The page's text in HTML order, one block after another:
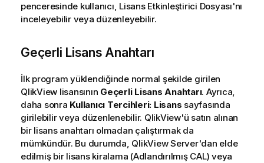
penceresinde kullanıcı, Lisans Etkinleştirici Dosyası'nı
inceleyebilir veya düzenleyebilir.
Geçerli Lisans Anahtarı
İlk program yüklendiğinde normal şekilde girilen
QlikView lisansının Geçerli Lisans Anahtarı. Ayrıca,
daha sonra Kullanıcı Tercihleri: Lisans sayfasında
girilebilir veya düzenlenebilir. QlikView'ü satın alınan
bir lisans anahtarı olmadan çalıştırmak da
mümkündür. Bu durumda, QlikView Server'dan elde
edilmiş bir lisans kiralama (Adlandırılmış CAL) veya